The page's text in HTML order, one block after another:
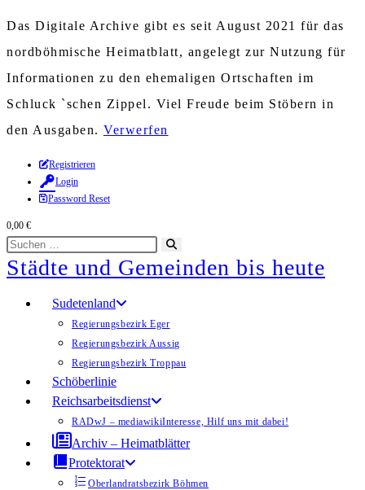
Das Digitale Archive gibt es seit August 2021 für das
nordböhmische Heimatblatt, angelegt zur Nutzung für
Informationen zu den ehemaligen Ortschaften im
Schluck `schen Zippel. Viel Freude beim Stöbern in
den Ausgaben. Verwerfen
Zum
Inhalt
springen
Registrieren
Login
Password Reset
0,00 €
Diese
Website
durchsuchen
starten
Städte und Gemeinden bis heute
Sudetenland
Regierungsbezirk Eger
Regierungsbezirk Aussig
Regierungsbezirk Troppau
Schöberlinie
Reichsarbeitsdienst
RADwJ – mediawikiInteresse, Hilf uns mit dabei!
Archiv – Heimatblätter
Protektorat
Oberlandratsbezirk Böhmen